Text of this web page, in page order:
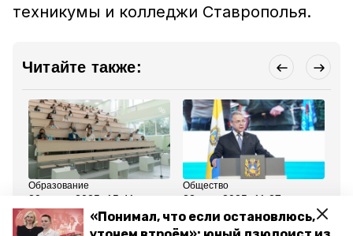
«Понимал, что если остановлюсь,
техникумы и колледжи Ставрополья.
Читайте также:
Образование
20 июня 2025, 15:41
На Ставрополье
создаются условия для
Общество
22 мая 2025, 11:27
Глава Ставрополья
поручил помочь